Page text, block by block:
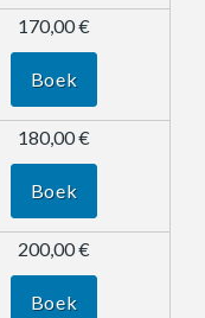
170,00 €
Boek
180,00 €
Boek
200,00 €
Boek